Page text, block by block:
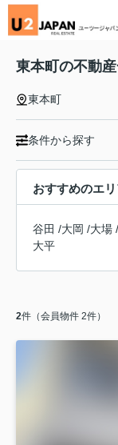
東本町の不動
東本町
条件から探す
おすすめのエ
谷田 /大岡 /大場 /
大平
2件（会員物件 2件）